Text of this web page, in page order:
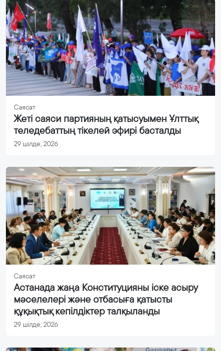
Саясат
Жеті саяси партияның қатысуымен Ұлттық
теледебаттың тікелей эфирі басталды
29 шілде, 2026
Саясат
Астанада жаңа Конституцияны іске асыру
мәселелері және отбасыға қатысты
құқықтық кепілдіктер талқыланды
29 шілде, 2026